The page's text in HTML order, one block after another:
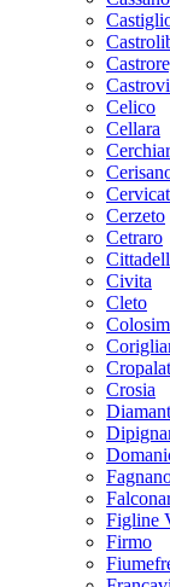
Celico
Cellara
Cerzeto
Cetraro
Civita
Cleto
Crosia
Figline
Firmo